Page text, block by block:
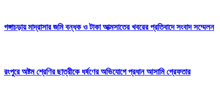
গঙ্গাচড়ায় মাদ্রাসার জমি বন্ধক ও টাকা আত্মসাতের খবরের প্রতিবাদে সংবাদ সম্মেলন
রংপুরে অষ্টম শ্রেণির ছাত্রীকে ধর্ষণের অভিযোগে প্রধান আসামি গ্রেফতার